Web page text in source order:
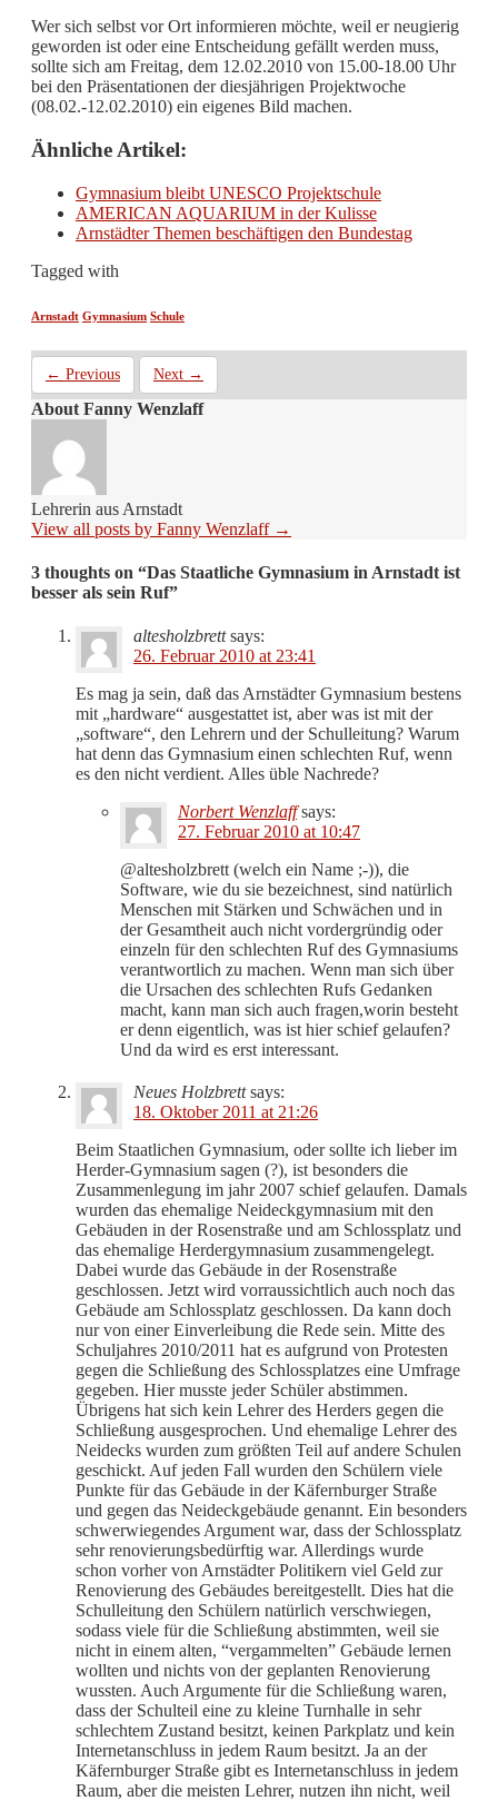
Wer sich selbst vor Ort informieren möchte, weil er neugierig
geworden ist oder eine Entscheidung gefällt werden muss,
sollte sich am Freitag, dem 12.02.2010 von 15.00-18.00 Uhr
bei den Präsentationen der diesjährigen Projektwoche
(08.02.-12.02.2010) ein eigenes Bild machen.
Ähnliche Artikel:
Gymnasium bleibt UNESCO Projektschule
AMERICAN AQUARIUM in der Kulisse
Arnstädter Themen beschäftigen den Bundestag
Tagged with
Arnstadt Gymnasium Schule
← Previous Next →
About Fanny Wenzlaff
Lehrerin aus Arnstadt
View all posts by Fanny Wenzlaff →
3 thoughts on “Das Staatliche Gymnasium in Arnstadt ist
besser als sein Ruf”
altesholzbrettsays:
26. Februar 2010 at 23:41
Es mag ja sein, daß das Arnstädter Gymnasium bestens
mit „hardware“ ausgestattet ist, aber was ist mit der
„software“, den Lehrern und der Schulleitung? Warum
hat denn das Gymnasium einen schlechten Ruf, wenn
es den nicht verdient. Alles üble Nachrede?
Norbert Wenzlaff says:
27. Februar 2010 at 10:47
@altesholzbrett (welch ein Name ;-)), die
Software, wie du sie bezeichnest, sind natürlich
Menschen mit Stärken und Schwächen und in
der Gesamtheit auch nicht vordergründig oder
einzeln für den schlechten Ruf des Gymnasiums
verantwortlich zu machen. Wenn man sich über
die Ursachen des schlechten Rufs Gedanken
macht, kann man sich auch fragen,worin besteht
er denn eigentlich, was ist hier schief gelaufen?
Und da wird es erst interessant.
Neues Holzbrettsays:
18. Oktober 2011 at 21:26
Beim Staatlichen Gymnasium, oder sollte ich lieber im
Herder-Gymnasium sagen (?), ist besonders die
Zusammenlegung im jahr 2007 schief gelaufen. Damals
wurden das ehemalige Neideckgymnasium mit den
Gebäuden in der Rosenstraße und am Schlossplatz und
das ehemalige Herdergymnasium zusammengelegt.
Dabei wurde das Gebäude in der Rosenstraße
geschlossen. Jetzt wird vorraussichtlich auch noch das
Gebäude am Schlossplatz geschlossen. Da kann doch
nur von einer Einverleibung die Rede sein. Mitte des
Schuljahres 2010/2011 hat es aufgrund von Protesten
gegen die Schließung des Schlossplatzes eine Umfrage
gegeben. Hier musste jeder Schüler abstimmen.
Übrigens hat sich kein Lehrer des Herders gegen die
Schließung ausgesprochen. Und ehemalige Lehrer des
Neidecks wurden zum größten Teil auf andere Schulen
geschickt. Auf jeden Fall wurden den Schülern viele
Punkte für das Gebäude in der Käfernburger Straße
und gegen das Neideckgebäude genannt. Ein besonders
schwerwiegendes Argument war, dass der Schlossplatz
sehr renovierungsbedürftig war. Allerdings wurde
schon vorher von Arnstädter Politikern viel Geld zur
Renovierung des Gebäudes bereitgestellt. Dies hat die
Schulleitung den Schülern natürlich verschwiegen,
sodass viele für die Schließung abstimmten, weil sie
nicht in einem alten, “vergammelten” Gebäude lernen
wollten und nichts von der geplanten Renovierung
wussten. Auch Argumente für die Schließung waren,
dass der Schulteil eine zu kleine Turnhalle in sehr
schlechtem Zustand besitzt, keinen Parkplatz und kein
Internetanschluss in jedem Raum besitzt. Ja an der
Käfernburger Straße gibt es Internetanschluss in jedem
Raum, aber die meisten Lehrer, nutzen ihn nicht, weil